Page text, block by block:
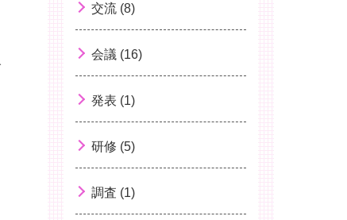
交流 (8)
会議 (16)
発表 (1)
研修 (5)
調査 (1)